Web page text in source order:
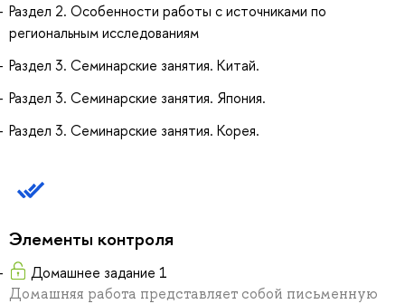
Раздел 2. Особенности работы с источниками по
региональным исследованиям
Раздел 3. Семинарские занятия. Китай.
Раздел 3. Семинарские занятия. Япония.
Раздел 3. Семинарские занятия. Корея.
Элементы контроля
Домашнее задание 1
Домашняя работа представляет собой письменную